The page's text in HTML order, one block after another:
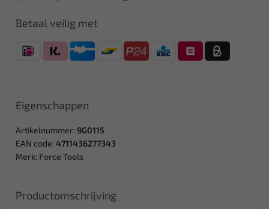
Betaal veilig met
Eigenschappen
Artikelnummer: 9G0115
EAN code: 4711436277343
Merk: Force Tools
Productomschrijving